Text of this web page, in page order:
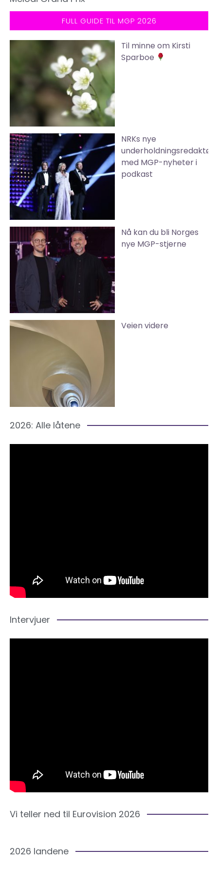
FULL GUIDE TIL MGP 2026
Til minne om Kirsti
Sparboe
NRKs nye
underholdningsredaktør
med MGP-nyheter i
podkast
Nå kan du bli Norges
nye MGP-stjerne
Veien videre
2026: Alle låtene
Intervjuer
Vi teller ned til Eurovision 2026
2026 landene